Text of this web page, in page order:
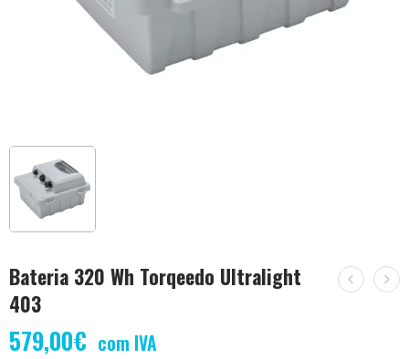
Bateria 320 Wh Torqeedo Ultralight
403
579,00€ com IVA